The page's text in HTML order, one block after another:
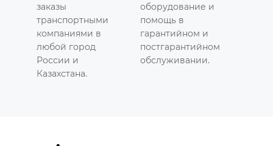
заказы
транспортными
компаниями в
любой город
России и
Казахстана.
оборудование и
помощь в
гарантийном и
постгарантийном
обслуживании.